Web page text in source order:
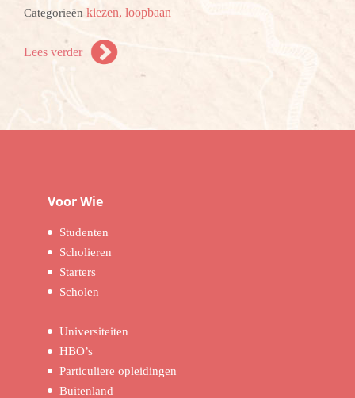
Categorieën kiezen, loopbaan
Lees verder
Voor Wie
Studenten
Scholieren
Starters
Scholen
Universiteiten
HBO’s
Particuliere opleidingen
Buitenland